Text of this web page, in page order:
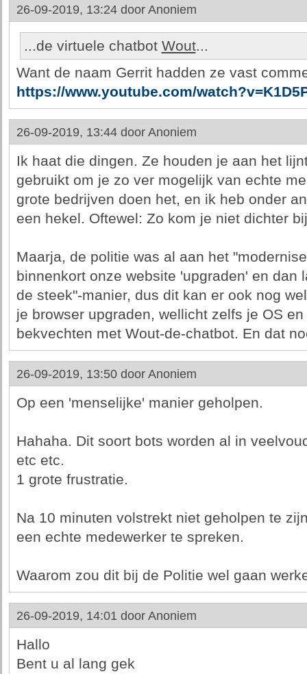
26-09-2019, 13:24 door Anoniem
...de virtuele chatbot Wout...
Want de naam Gerrit hadden ze vast
https://www.youtube.com/
26-09-2019, 13:44 door Anoniem
Ik haat die dingen. Ze houden je aan het
gebruikt om je zo ver mogelijk van echte
grote bedrijven doen het, en ik heb onder
een hekel. Oftewel: Zo kom je niet dichter
Maarja, de politie was al aan het
binnenkort onze website 'upgraden' en dan
de steek"-manier, dus dit kan er ook nog
je browser upgraden, wellicht zelfs je OS
bekvechten met Wout-de-chatbot. En dat
26-09-2019, 13:50 door Anoniem
Op een 'menselijke' manier geholpen.
Hahaha. Dit soort bots worden al in
etc etc.
1 grote frustratie.
Na 10 minuten volstrekt niet geholpen te
een echte medewerker te spreken.
Waarom zou dit bij de Politie wel gaan
26-09-2019, 14:01 door Anoniem
Hallo
Bent u al lang gek